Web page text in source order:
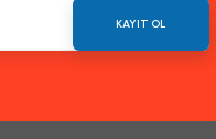
KAYIT OL